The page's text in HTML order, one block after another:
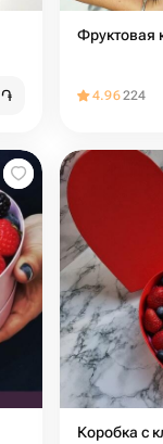
֏
Фруктовая
4.96224
Коробка с